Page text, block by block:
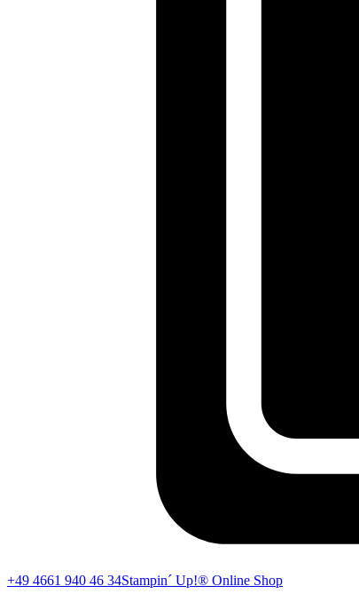
+49 4661 940 46 34Stampin´ Up!® Online Shop